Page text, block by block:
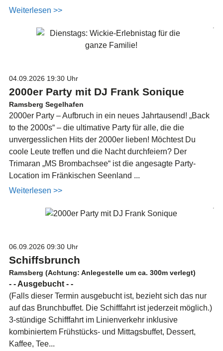
Weiterlesen >>
04.09.2026 19:30 Uhr
2000er Party mit DJ Frank Sonique
Ramsberg Segelhafen
2000er Party – Aufbruch in ein neues Jahrtausend! „Back
to the 2000s“ – die ultimative Party für alle, die die
unvergesslichen Hits der 2000er lieben! Möchtest Du
coole Leute treffen und die Nacht durchfeiern? Der
Trimaran „MS Brombachsee“ ist die angesagte Party-
Location im Fränkischen Seenland ...
Weiterlesen >>
06.09.2026 09:30 Uhr
Schiffsbrunch
Ramsberg (Achtung: Anlegestelle um ca. 300m verlegt)
- - Ausgebucht - -
(Falls dieser Termin ausgebucht ist, bezieht sich das nur
auf das Brunchbuffet. Die Schifffahrt ist jederzeit möglich.)
3-stündige Schifffahrt im Linienverkehr inklusive
kombiniertem Frühstücks- und Mittagsbuffet, Dessert,
Kaffee, Tee...